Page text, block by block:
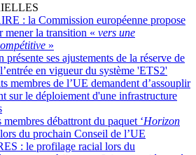
: la Commission européenne propose
mener la transition « vers une
»
présente ses ajustements de la réserve de
en vigueur du système 'ETS2'
membres de l’UE demandent d’assouplir
sur le déploiement d'une infrastructure
membres débattront du paquet ‘Horizon
du prochain Conseil de l’UE
: le profilage racial lors du